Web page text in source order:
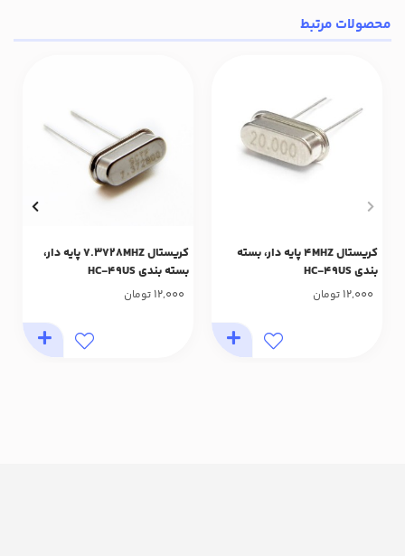
محصولات مرتبط
کریستال 4MHZ پایه دار، بسته
بندی HC-49US
12,000 تومان
کریستال 7.3728MHZ پایه دار،
بسته بندی HC-49US
12,000 تومان